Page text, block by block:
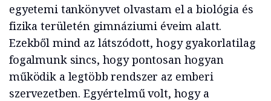
egyetemi tankönyvet olvastam el a biológia és
fizika területén gimnáziumi éveim alatt.
Ezekből mind az látszódott, hogy gyakorlatilag
fogalmunk sincs, hogy pontosan hogyan
működik a legtöbb rendszer az emberi
szervezetben. Egyértelmű volt, hogy a